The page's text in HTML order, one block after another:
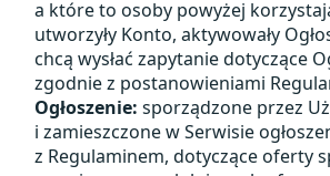
a które to osoby powyżej
utworzyły Konto, aktywowały
chcą wysłać zapytanie dotyczące
zgodnie z postanowieniami
Ogłoszenie: sporządzone przez
i zamieszczone w Serwisie
z Regulaminem, dotyczące oferty